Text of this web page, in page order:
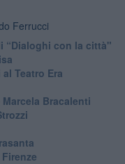
Ferrucci
“Dialoghi con la città"
Teatro Era
Bracalenti